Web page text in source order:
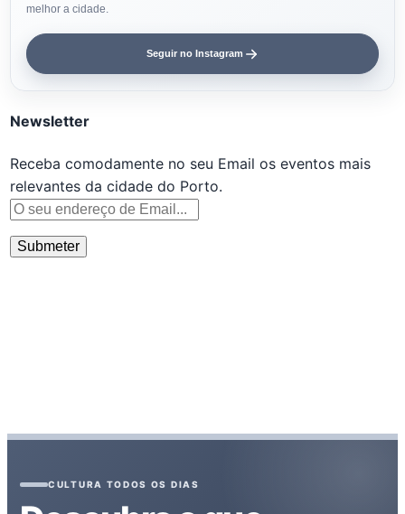
melhor a cidade.
Seguir no Instagram
Newsletter
Receba comodamente no seu Email os eventos mais
relevantes da cidade do Porto.
CULTURA TODOS OS DIAS